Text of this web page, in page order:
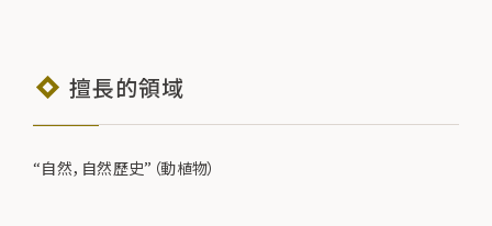
擅長的領域
“自然，自然歷史”（動植物）